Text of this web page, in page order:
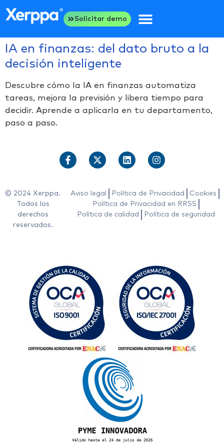
Solicitar demo
IA en finanzas: del dato bruto a la
decisión inteligente
Descubre cómo la IA en finanzas automatiza
tareas, mejora la previsión y libera tiempo para
decidir. Aprende a aplicarla en tu departamento,
paso a paso.
© 2024 Xerppa.
Todos los
derechos
reservados.
Aviso legal Política de Privacidad
Cookies
Política de Privacidad en RRSS
Política de calidad
Política de seguridad